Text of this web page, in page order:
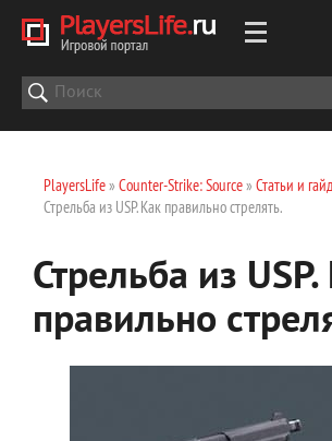
PlayersLife» Counter-Strike: Source» Статьи и
Стрельба из USP. Как правильно стрелять.
Стрельба из
правильно